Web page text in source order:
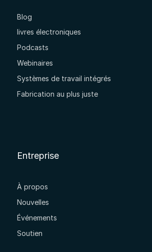
Blog
livres électroniques
Podcasts
Webinaires
Systèmes de travail intégrés
Fabrication au plus juste
Entreprise
À propos
Nouvelles
Événements
Soutien